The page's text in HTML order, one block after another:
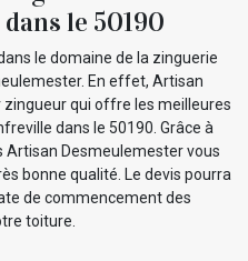
le 50190
le domaine de la zinguerie
En effet, Artisan
qui offre les meilleures
dans le 50190. Grâce à
Desmeulemester vous
bonne qualité. Le devis pourra
de commencement des
toiture.